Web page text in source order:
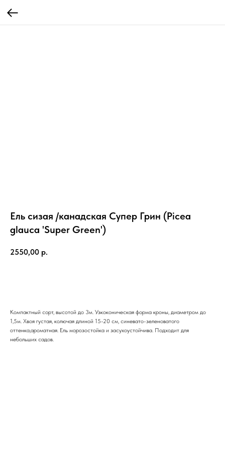
Ель сизая /канадская Супер Грин (Picea
glauca 'Super Green')
2550,00 р.
Компактный сорт, высотой до 3м. Узкоконическая форма кроны, диаметром до
1,5м. Хвоя густая, колючая длиной 15-20 см, синевато-зеленоватого
оттенка,ароматная. Ель морозостойка и засухоустойчива. Подходит для
небольших садов.